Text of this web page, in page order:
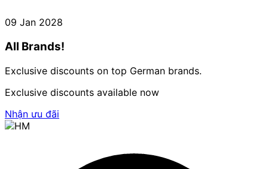
09 Jan 2028
All Brands!
Exclusive discounts on top German brands.
Exclusive discounts available now
Nhận ưu đãi